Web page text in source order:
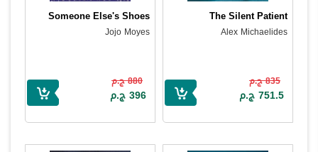
The Silent Patient
Alex Michaelides
835 ج.م
751.5 ج.م
Someone Else's Shoes
Jojo Moyes
880 ج.م
396 ج.م